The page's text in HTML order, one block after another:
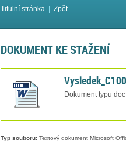
Titulní stránka| Zpět
DOKUMENT KE STAŽENÍ
Dokument typu
Typ souboru:Textový dokument Microsoft